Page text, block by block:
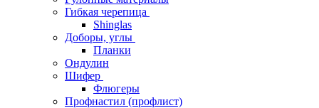
Гибкая черепица
Shinglas
Доборы, углы
Планки
Ондулин
Шифер
Флюгеры
Профнастил (профлист)